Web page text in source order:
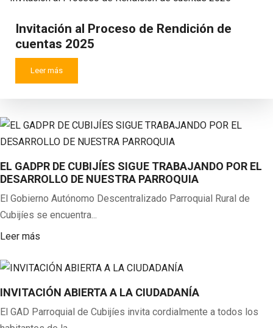
Invitación al Proceso de Rendición de
cuentas 2025
Leer más
EL GADPR DE CUBIJÍES SIGUE TRABAJANDO POR EL
DESARROLLO DE NUESTRA PARROQUIA
El Gobierno Autónomo Descentralizado Parroquial Rural de
Cubijíes se encuentra...
Leer más
INVITACIÓN ABIERTA A LA CIUDADANÍA
El GAD Parroquial de Cubijíes invita cordialmente a todos los